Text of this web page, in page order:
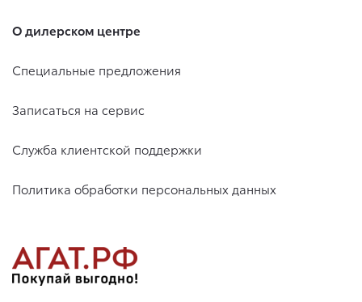
О дилерском центре
Специальные предложения
Записаться на сервис
Служба клиентской поддержки
Политика обработки персональных данных